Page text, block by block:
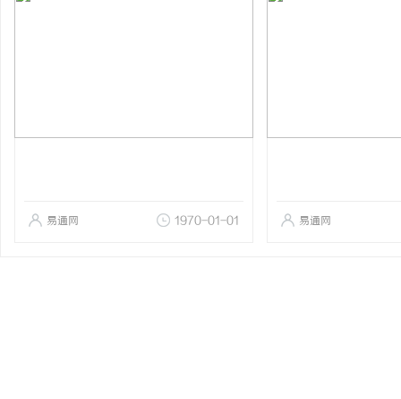
易通网 1970-01-01 易通网